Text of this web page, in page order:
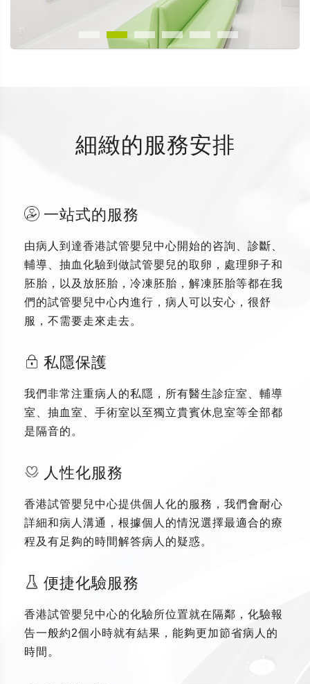
細緻的服務安排
一站式的服務
由病人到達香港試管嬰兒中心開始的咨詢、診斷、
輔導、抽血化驗到做試管嬰兒的取卵，處理卵子和
胚胎，以及放胚胎，冷凍胚胎，解凍胚胎等都在我
們的試管嬰兒中心内進行，病人可以安心，很舒
服，不需要走來走去。
私隱保護
我們非常注重病人的私隱，所有醫生診症室、輔導
室、抽血室、手術室以至獨立貴賓休息室等全部都
是隔音的。
人性化服務
香港試管嬰兒中心提供個人化的服務，我們會耐心
詳細和病人溝通，根據個人的情況選擇最適合的療
程及有足夠的時間解答病人的疑惑。
便捷化驗服務
香港試管嬰兒中心的化驗所位置就在隔鄰，化驗報
告一般約2個小時就有結果，能夠更加節省病人的
時間。